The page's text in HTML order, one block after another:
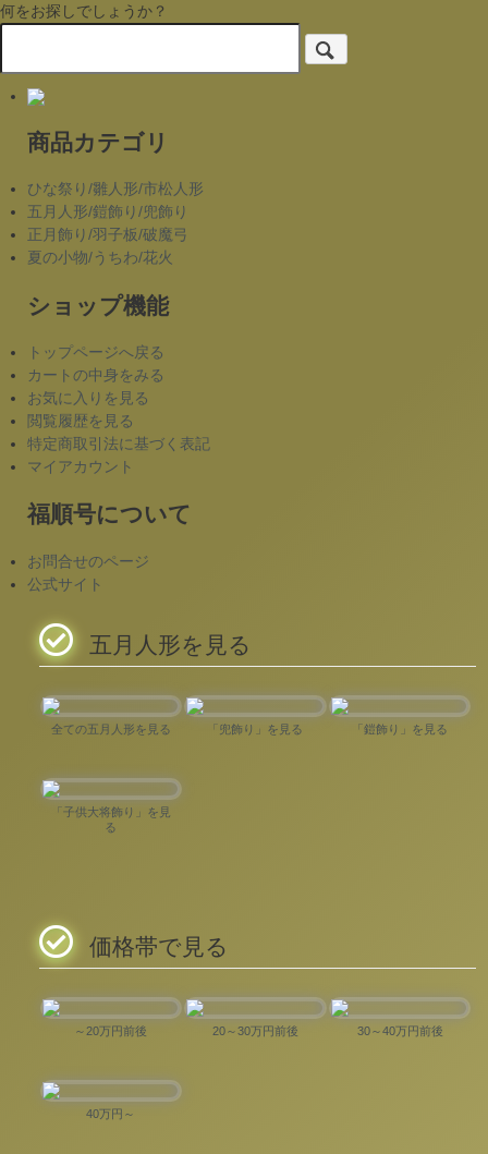
何をお探しでしょうか？
商品カテゴリ
ひな祭り/雛人形/市松人形
五月人形/鎧飾り/兜飾り
正月飾り/羽子板/破魔弓
夏の小物/うちわ/花火
ショップ機能
トップページへ戻る
カートの中身をみる
お気に入りを見る
閲覧履歴を見る
特定商取引法に基づく表記
マイアカウント
福順号について
お問合せのページ
公式サイト
五月人形を見る
全ての五月人形を見る 「兜飾り」を見る 「鎧飾り」を見る
「子供大将飾り」を見
る
価格帯で見る
～20万円前後 20～30万円前後 30～40万円前後
40万円～